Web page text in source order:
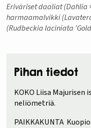
Eriväriset daaliat (Dahlia
harmaamalvikki
(Rudbeckia laciniata
Pihan tiedot
KOKO Liisa
neliömetriä.
PAIKKAKUNTA Kuopio